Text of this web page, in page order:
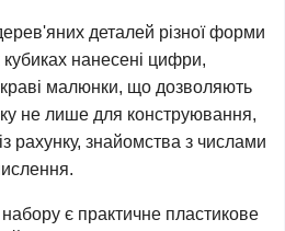
деталей різної форми
нанесені цифри,
малюнки, що дозволяють
не лише для конструювання,
рахунку, знайомства з числами
є практичне пластикове